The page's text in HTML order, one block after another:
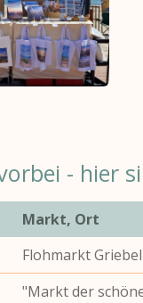
- hier
Markt, Ort
Flohmarkt
"Markt der